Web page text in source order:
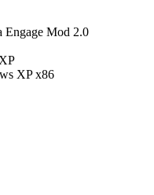
Engage Mod 2.0
XP x86